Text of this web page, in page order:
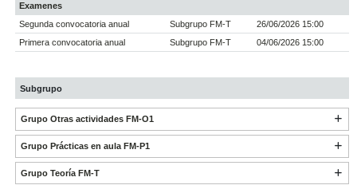
Examenes
Segunda convocatoria anual
Subgrupo FM-T
26/06/2026 15:00
Primera convocatoria anual
Subgrupo FM-T 04/06/2026 15:00
Subgrupo
Grupo Otras actividades FM-O1
Grupo Prácticas en aula FM-P1
Grupo Teoría FM-T